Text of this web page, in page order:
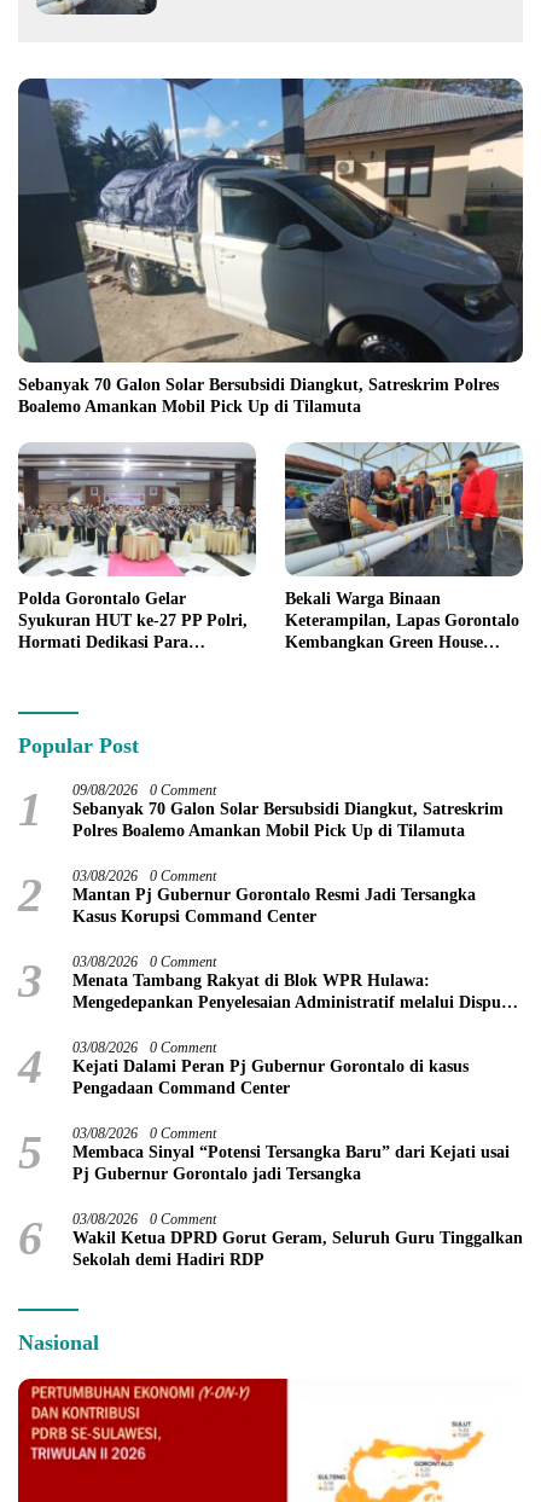
Sebanyak 70 Galon Solar Bersubsidi Diangkut, Satreskrim Polres
Boalemo Amankan Mobil Pick Up di Tilamuta
Polda Gorontalo Gelar
Syukuran HUT ke-27 PP Polri,
Hormati Dedikasi Para
Bekali Warga Binaan
Keterampilan, Lapas Gorontalo
Kembangkan Green House
Popular Post
1 09/08/2026 0 Comment
Sebanyak 70 Galon Solar Bersubsidi Diangkut, Satreskrim
Polres Boalemo Amankan Mobil Pick Up di Tilamuta
2 03/08/2026 0 Comment
Mantan Pj Gubernur Gorontalo Resmi Jadi Tersangka
Kasus Korupsi Command Center
3 03/08/2026 0 Comment
Menata Tambang Rakyat di Blok WPR Hulawa:
Mengedepankan Penyelesaian Administratif melalui Dispute
4 03/08/2026 0 Comment
Kejati Dalami Peran Pj Gubernur Gorontalo di kasus
Pengadaan Command Center
5 03/08/2026 0 Comment
Membaca Sinyal “Potensi Tersangka Baru” dari Kejati usai
Pj Gubernur Gorontalo jadi Tersangka
6 03/08/2026 0 Comment
Wakil Ketua DPRD Gorut Geram, Seluruh Guru Tinggalkan
Sekolah demi Hadiri RDP
Nasional